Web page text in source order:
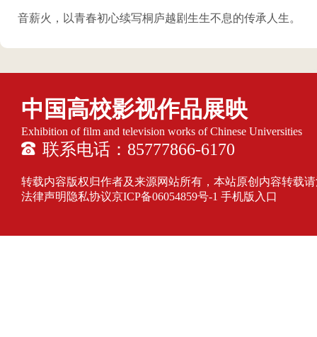
音薪火，以青春初心续写桐庐越剧生生不息的传承人生。
中国高校影视作品展映
Exhibition of film and television works of Chinese Universities
联系电话：85777866-6170
转载内容版权归作者及来源网站所有，本站原创内容转载
法律声明隐私协议京ICP备06054859号-1 手机版入口